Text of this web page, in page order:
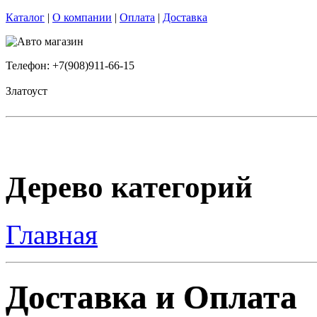
Каталог | О компании | Оплата | Доставка
Телефон: +7(908)911-66-15
Златоуст
Дерево категорий
Главная
Доставка и Оплата